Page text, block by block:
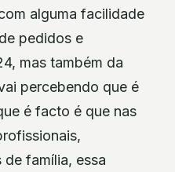
alguma facilidade
pedidos e
mas também da
percebendo que é
é facto é que nas
família, essa